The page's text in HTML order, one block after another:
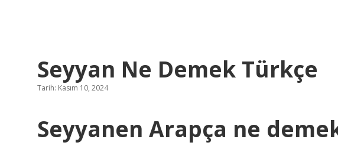
Seyyan Ne Demek Türkçe
Tarih: Kasım 10, 2024
Seyyanen Arapça ne